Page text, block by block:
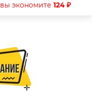
экономите 124 ₽